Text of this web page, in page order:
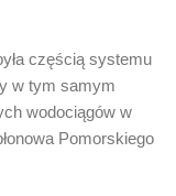
częścią systemu
w tym samym
wodociągów w
Pomorskiego